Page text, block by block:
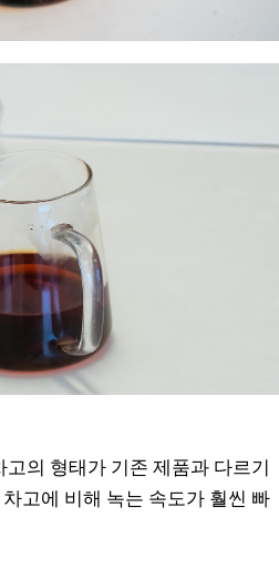
의 형태가 기존 제품과 다르기
고에 비해 녹는 속도가 훨씬 빠